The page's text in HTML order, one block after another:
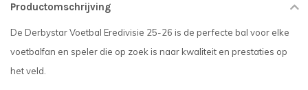
Productomschrijving
De Derbystar Voetbal Eredivisie 25-26 is de perfecte bal voor elke
voetbalfan en speler die op zoek is naar kwaliteit en prestaties op
het veld.